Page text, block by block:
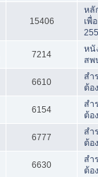
15406
หลั
เพื่
7214
หนั
สพ
6610
สำ
ต้อ
6154
สำ
ต้อ
6777
สำ
ต้อ
6630
สำ
ต้อ